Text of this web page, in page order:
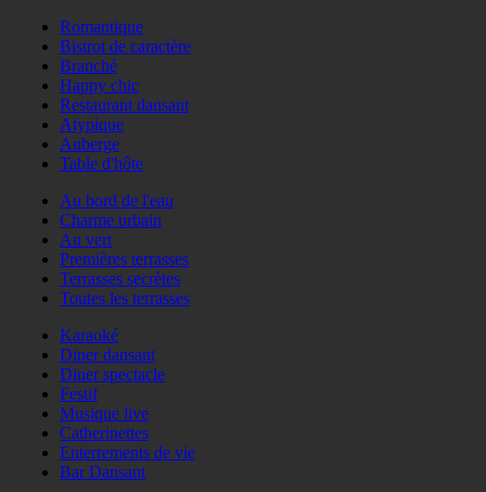
Romantique
Bistrot de caractère
Branché
Happy chic
Restaurant dansant
Atypique
Auberge
Table d'hôte
Au bord de l'eau
Charme urbain
Au vert
Premières terrasses
Terrasses secrètes
Toutes les terrasses
Karaoké
Diner dansant
Diner spectacle
Festif
Musique live
Catherinettes
Enterrements de vie
Bar Dansant